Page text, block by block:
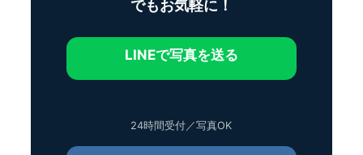
でもお気軽に！
LINEで写真を送る
24時間受付／写真OK